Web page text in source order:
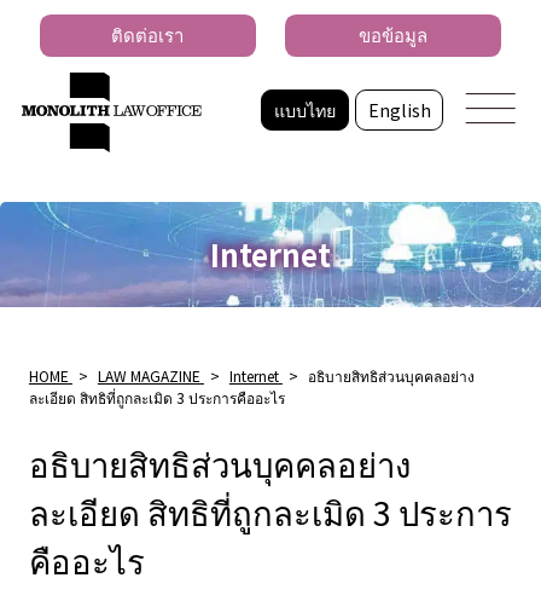
แบบไทย English
ติดต่อเรา ขอข้อมูล
Internet
HOME > LAW MAGAZINE > Internet > อธิบายสิทธิส่วนบุคคลอย่าง
ละเอียด สิทธิที่ถูกละเมิด 3 ประการคืออะไร
อธิบายสิทธิส่วนบุคคลอย่าง
ละเอียด สิทธิที่ถูกละเมิด 3 ประการ
คืออะไร